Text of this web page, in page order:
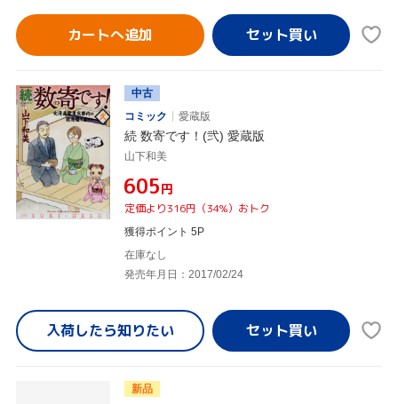
カートへ追加
中古
コミック
愛蔵版
続 数寄です！(弐) 愛蔵版
山下和美
¥605円
定価より316円（34%）おトク
獲得ポイント 5P
在庫なし
発売年月日：2017/02/24
入荷したら知りたい
新品